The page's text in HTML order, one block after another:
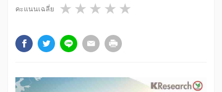
คะแนนเฉลี่ย 4 stars
3 stars
2 stars
1 star